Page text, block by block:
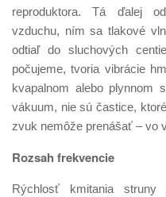
reproduktora. Tá ďalej
vzduchu, ním sa tlakové
odtiaľ do sluchových
počujeme, tvoria vibrácie
kvapalnom alebo plynnom
vákuum, nie sú častice,
zvuk nemôže prenášať – vo
Rozsah frekvencie
Rýchlosť kmitania struny